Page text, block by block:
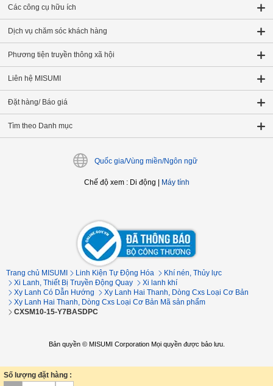
Các công cụ hữu ích
Dịch vụ chăm sóc khách hàng
Phương tiện truyền thông xã hội
Liên hệ MISUMI
Đặt hàng/ Báo giá
Tìm theo Danh mục
Quốc gia/Vùng miền/Ngôn ngữ
Chế độ xem: Di động Máy tính
Trang chủ MISUMI Linh Kiện Tự Động Hóa
Khí nén, Thủy lực
Xi Lanh, Thiết Bị Truyền Động Quay
Xi lanh khí
Xy Lanh Có Dẫn Hướng
Xy Lanh Hai Thanh, Dòng Cxs Loại Cơ Bản
Xy Lanh Hai Thanh, Dòng Cxs Loại Cơ Bản Mã sản phẩm
CXSM10-15-Y7BASDPC
Bản quyền © MISUMI Corporation Mọi quyền được bảo lưu.
Số lượng đặt hàng :